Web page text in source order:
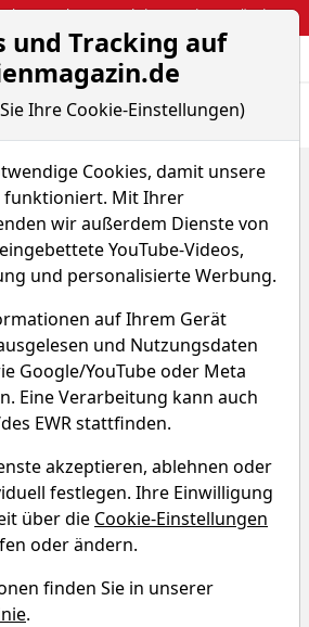
du trotzdem attraktive Optionsprämien
Aktien- und
Animal Health Inc.
Health Aktie
Health Sparplan-
monatlicher Sparbetrag
und Tracking auf
Ihre Cookie-Einstellungen)
Cookies, damit unsere
funktioniert. Mit Ihrer
wir außerdem Dienste von
YouTube-Videos,
und personalisierte Werbung.
auf Ihrem Gerät
und Nutzungsdaten
Google/YouTube oder Meta
Eine Verarbeitung kann auch
EWR stattfinden.
akzeptieren, ablehnen oder
festlegen. Ihre Einwilligung
über die Cookie-Einstellungen
oder ändern.
finden Sie in unserer
.